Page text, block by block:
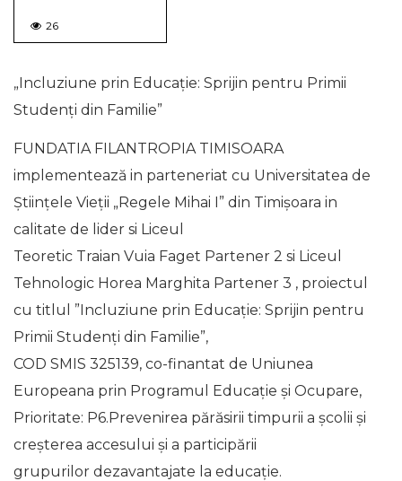
26
„Incluziune prin Educație: Sprijin pentru Primii
Studenți din Familie”
FUNDATIA FILANTROPIA TIMISOARA
implementează in parteneriat cu Universitatea de
Științele Vieții „Regele Mihai I” din Timișoara in
calitate de lider si Liceul
Teoretic Traian Vuia Faget Partener 2 si Liceul
Tehnologic Horea Marghita Partener 3 , proiectul
cu titlul ”Incluziune prin Educație: Sprijin pentru
Primii Studenți din Familie”,
COD SMIS 325139, co-finantat de Uniunea
Europeana prin Programul Educație și Ocupare,
Prioritate: P6.Prevenirea părăsirii timpurii a școlii și
creșterea accesului și a participării
grupurilor dezavantajate la educație.